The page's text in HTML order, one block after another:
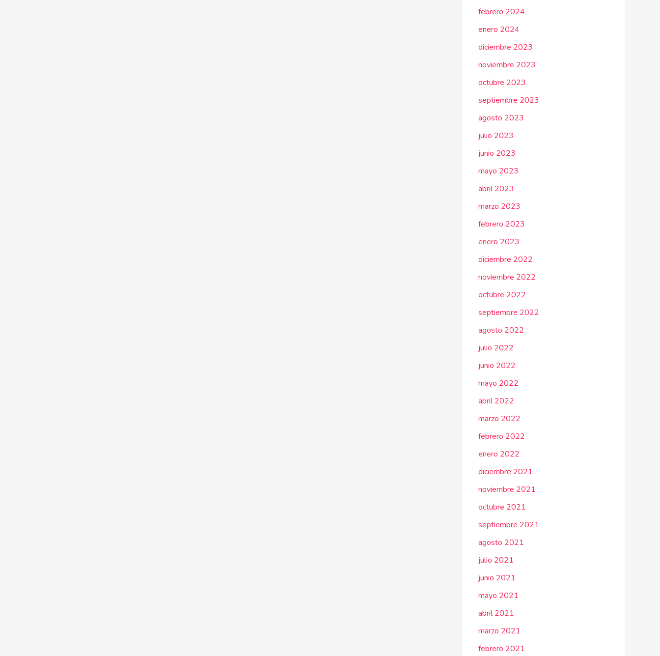
febrero 2024
enero 2024
diciembre 2023
noviembre 2023
octubre 2023
septiembre 2023
agosto 2023
julio 2023
junio 2023
mayo 2023
abril 2023
marzo 2023
febrero 2023
enero 2023
diciembre 2022
noviembre 2022
octubre 2022
septiembre 2022
agosto 2022
julio 2022
junio 2022
mayo 2022
abril 2022
marzo 2022
febrero 2022
enero 2022
diciembre 2021
noviembre 2021
octubre 2021
septiembre 2021
agosto 2021
julio 2021
junio 2021
mayo 2021
abril 2021
marzo 2021
febrero 2021